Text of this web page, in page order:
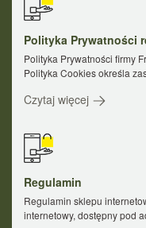
Polityka Prywatności
Polityka Prywatności firmy
Polityka Cookies określa
Czytaj więcej
Regulamin
Regulamin sklepu
internetowy, dostępny pod